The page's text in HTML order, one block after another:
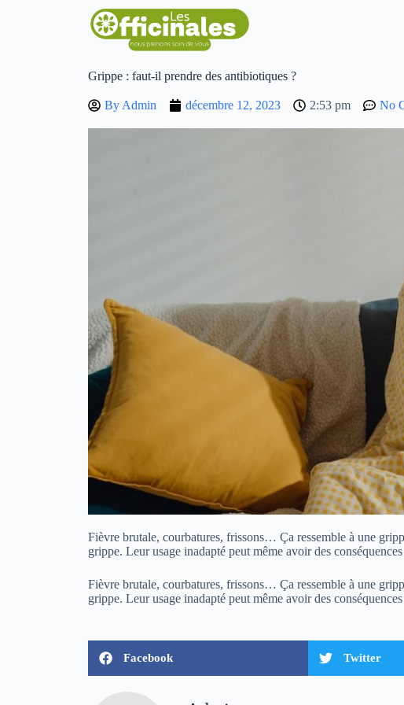
Grippe : faut-il prendre des antibiotiques ?
By Admin décembre 12, 2023 2:53 pm No
Fièvre brutale, courbatures, frissons… Ça ressemble à une
grippe. Leur usage inadapté peut même avoir des
Fièvre brutale, courbatures, frissons… Ça ressemble à une
grippe. Leur usage inadapté peut même avoir des
Facebook Twitter